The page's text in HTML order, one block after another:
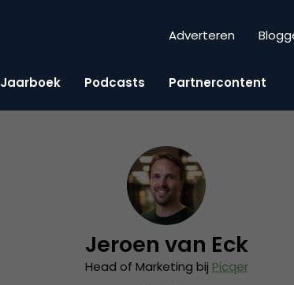
Adverteren
Jaarboek Podcasts Partnercontent
Jeroen van Eck
Head of Marketing bij Picqer